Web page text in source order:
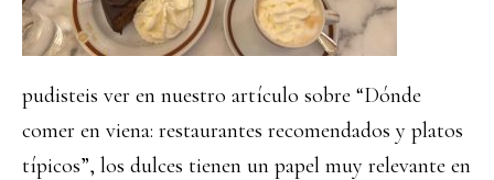
pudisteis ver en nuestro artículo sobre “Dónde
comer en viena: restaurantes recomendados y platos
típicos”, los dulces tienen un papel muy relevante en